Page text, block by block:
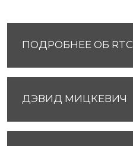
ПОДРОБНЕЕ ОБ RTC
ДЭВИД МИЦКЕВИЧ